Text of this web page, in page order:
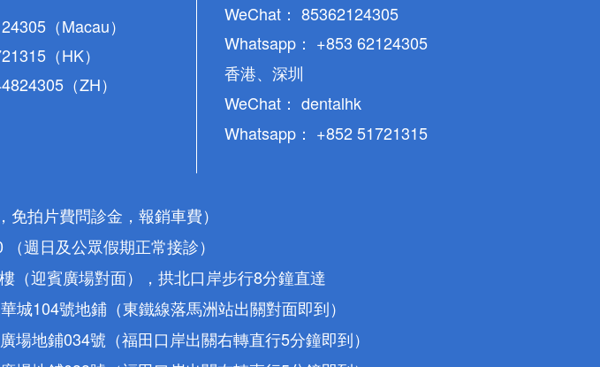
（Macau）
（HK）
（ZH）
WeChat： 85362124305
Whatsapp： +853 62124305
香港、深圳
WeChat： dentalhk
Whatsapp： +852 51721315
拍片費問診金，報銷車費）
週日及公眾假期正常接診）
（迎賓廣場對面），拱北口岸步行8分鐘直達
104號地鋪（東鐵線落馬洲站出關對面即到）
地鋪034號（福田口岸出關右轉直行5分鐘即到）